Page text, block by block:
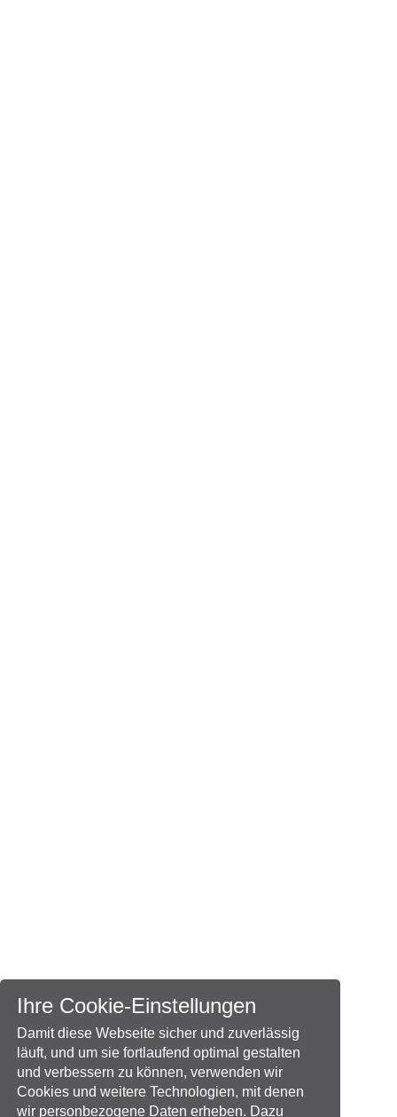
Ihre Cookie-Einstellungen
Damit diese Webseite sicher und zuverlässig
läuft, und um sie fortlaufend optimal gestalten
und verbessern zu können, verwenden wir
Cookies und weitere Technologien, mit denen
wir personbezogene Daten erheben. Dazu